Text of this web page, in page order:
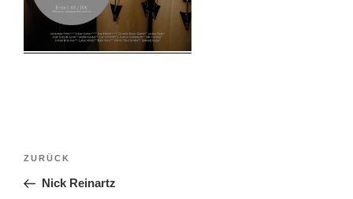
Beitragsnavigation
Vorheriger
Beitrag
ZURÜCK
Nick Reinartz